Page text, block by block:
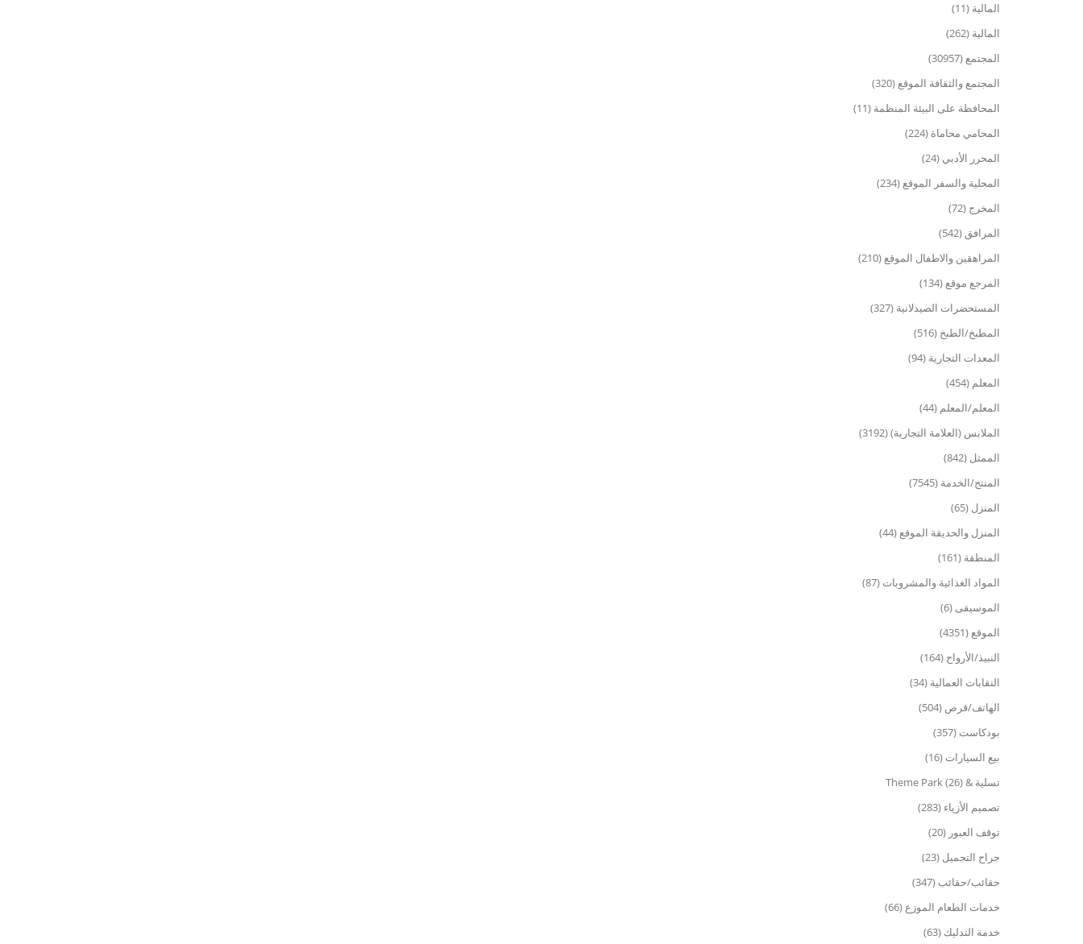
المالية (11)
المالية (262)
المجتمع (30957)
المجتمع والثقافة الموقع (320)
المحافظة على البيئة المنظمة (11)
المحامي محاماة (224)
المحرر الأدبي (24)
المحلية والسفر الموقع (234)
المخرج (72)
المرافق (542)
المراهقين والاطفال الموقع (210)
المرجع موقع (134)
المستحضرات الصيدلانية (327)
المطبخ/الطبخ (516)
المعدات التجارية (94)
المعلم (454)
المعلم/المعلم (44)
الملابس (العلامة التجارية) (3192)
الممثل (842)
المنتج/الخدمة (7545)
المنزل (65)
المنزل والحديقة الموقع (44)
المنطقة (161)
المواد الغذائية والمشروبات (87)
الموسيقى (6)
الموقع (4351)
النبيذ/الأرواح (164)
النقابات العمالية (34)
الهاتف/قرص (504)
بودكاست (357)
بيع السيارات (16)
تسلية & Theme Park (26)
تصميم الأزياء (283)
توقف العبور (20)
جراح التجميل (23)
حقائب/حقائب (347)
خدمات الطعام الموزع (66)
خدمة التدليك (63)